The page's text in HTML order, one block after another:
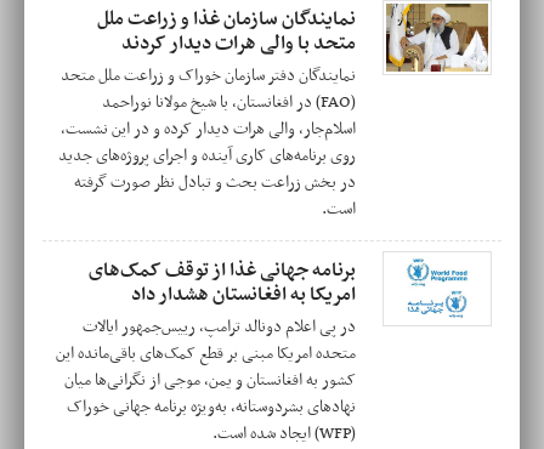
نمایندگان سازمان غذا و زراعت ملل
متحد با والی هرات دیدار کردند
نمایندگان دفتر سازمان خوراک و زراعت ملل متحد
(FAO) در افغانستان، با شیخ مولانا نوراحمد
اسلام‌جار، والی هرات دیدار کرده و در این نشست،
روی برنامه‌های کاری آینده و اجرای پروژه‌های جدید
در بخش زراعت بحث و تبادل نظر صورت گرفته
است.
برنامه جهانی غذا از توقف کمک‌های
امریکا به افغانستان هشدار داد
در پی اعلام دونالد ترامپ، رییس‌جمهور ایالات
متحده امریکا مبنی بر قطع کمک‌های باقی‌مانده این
کشور به افغانستان و یمن، موجی از نگرانی‌ها میان
نهادهای بشردوستانه، به‌ویژه برنامه جهانی خوراک
(WFP) ایجاد شده است.